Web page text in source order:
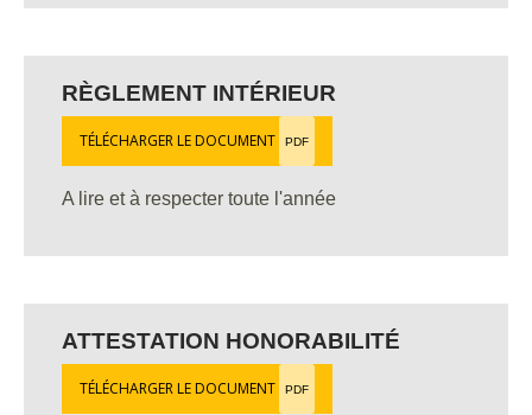
RÈGLEMENT INTÉRIEUR
TÉLÉCHARGER LE DOCUMENT PDF
A lire et à respecter toute l'année
ATTESTATION HONORABILITÉ
TÉLÉCHARGER LE DOCUMENT PDF